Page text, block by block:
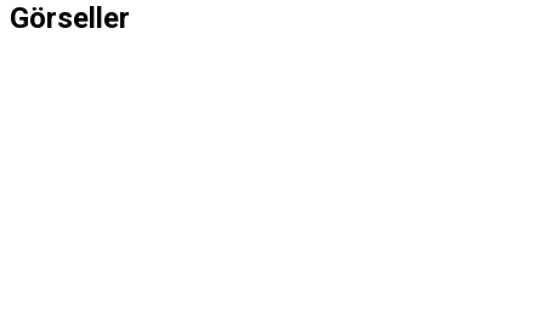
Görseller